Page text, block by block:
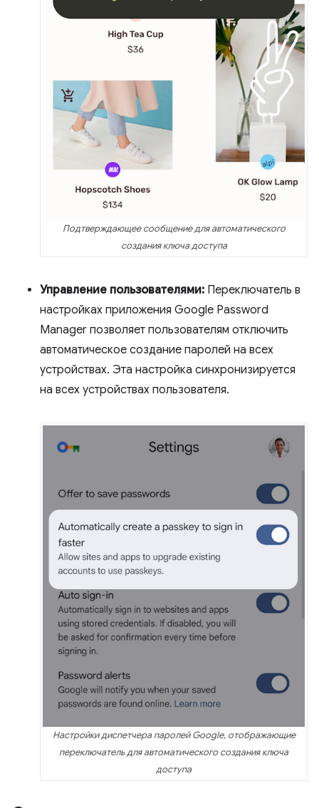
Подтверждающее сообщение для автоматического
создания ключа доступа
Управление пользователями: Переключатель в
настройках приложения Google Password
Manager позволяет пользователям отключить
автоматическое создание паролей на всех
устройствах. Эта настройка синхронизируется
на всех устройствах пользователя.
Настройки диспетчера паролей Google, отображающие
переключатель для автоматического создания ключа
доступа